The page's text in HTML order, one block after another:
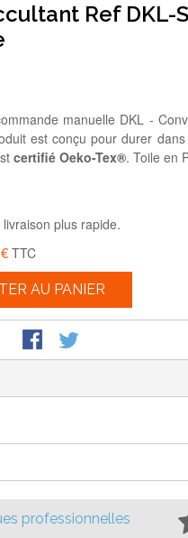
Ref DKL-
manuelle DKL -
est conçu pour durer
certifié Oeko-Tex®. Toile en
plus rapide.
TTC
AU PANIER
professionnelles